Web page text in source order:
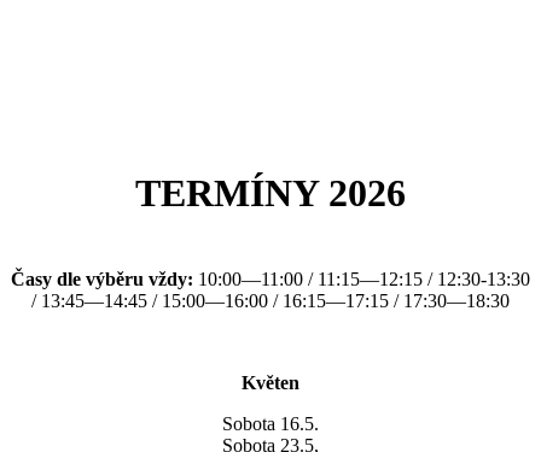
TERMÍNY 2026
Časy dle výběru vždy: 10:00—11:00 / 11:15—12:15 / 12:30-13:30
/ 13:45—14:45 / 15:00—16:00 / 16:15—17:15 / 17:30—18:30
Květen
Sobota 16.5.
Sobota 23.5,